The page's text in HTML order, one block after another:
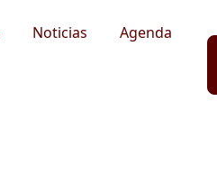
Noticias Agenda